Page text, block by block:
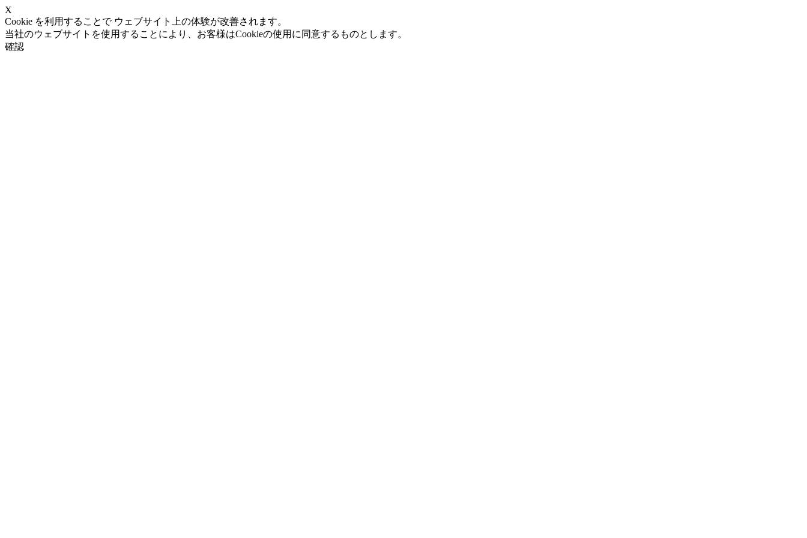
X
Cookie を利用することで ウェブサイト上の体験が改善されます。
当社のウェブサイトを使用することにより、お客様はCookieの使用に同意するものとします。
確認